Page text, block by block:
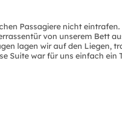
Passagiere nicht
von unserem Bett
lagen wir auf den Liegen,
Suite war für uns einfach ein